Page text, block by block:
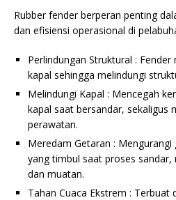
Rubber fender berperan penting
dan efisiensi operasional di
Perlindungan Struktural :
kapal sehingga melindungi
Melindungi Kapal : Mencegah
kapal saat bersandar, sekaligus
perawatan.
Meredam Getaran :
yang timbul saat proses
dan muatan.
Tahan Cuaca Ekstrem : Terbuat